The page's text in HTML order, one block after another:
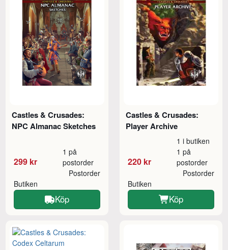
Castles & Crusades:
NPC Almanac Sketches
299 kr
1 på
postorder
Butiken
Postorder
Köp
Castles & Crusades:
Player Archive
220 kr
1 i butiken
1 på
postorder
Butiken
Postorder
Köp